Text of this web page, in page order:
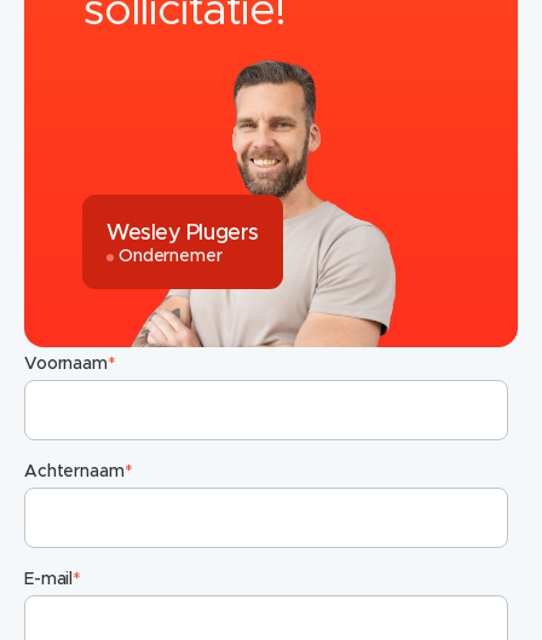
sollicitatie!
Wesley Plugers
Ondernemer
Voornaam*
Achternaam*
E-mail *